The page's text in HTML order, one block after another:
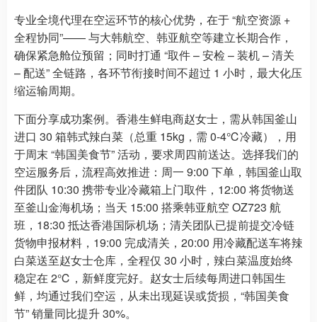
专业全境代理在空运环节的核心优势，在于 “航空资源 +
全程协同”—— 与大韩航空、韩亚航空等建立长期合作，
确保紧急舱位预留；同时打通 “取件 – 安检 – 装机 – 清关
– 配送” 全链路，各环节衔接时间不超过 1 小时，最大化压
缩运输周期。
下面分享成功案例。香港生鲜电商赵女士，需从韩国釜山
进口 30 箱韩式辣白菜（总重 15kg，需 0-4℃冷藏），用
于周末 “韩国美食节” 活动，要求周四前送达。选择我们的
空运服务后，流程高效推进：周一 9:00 下单，韩国釜山取
件团队 10:30 携带专业冷藏箱上门取件，12:00 将货物送
至釜山金海机场；当天 15:00 搭乘韩亚航空 OZ723 航
班，18:30 抵达香港国际机场；清关团队已提前提交冷链
货物申报材料，19:00 完成清关，20:00 用冷藏配送车将辣
白菜送至赵女士仓库，全程仅 30 小时，辣白菜温度始终
稳定在 2℃，新鲜度完好。赵女士后续每周进口韩国生
鲜，均通过我们空运，从未出现延误或货损，“韩国美食
节” 销量同比提升 30%。